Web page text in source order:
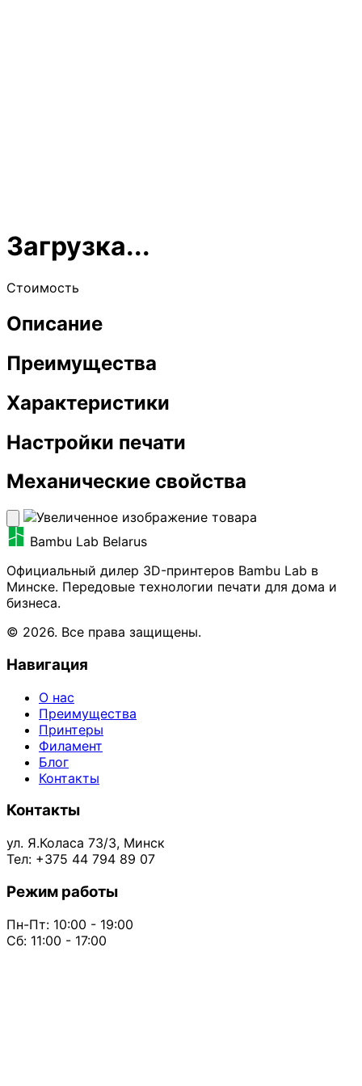
Загрузка...
Стоимость
Описание
Преимущества
Характеристики
Настройки печати
Механические свойства
Bambu Lab Belarus
Официальный дилер 3D-принтеров Bambu Lab в
Минске. Передовые технологии печати для дома и
бизнеса.
© 2026. Все права защищены.
Навигация
О нас
Преимущества
Принтеры
Филамент
Блог
Контакты
Контакты
ул. Я.Коласа 73/3, Минск
Тел: +375 44 794 89 07
Режим работы
Пн-Пт: 10:00 - 19:00
Сб: 11:00 - 17:00